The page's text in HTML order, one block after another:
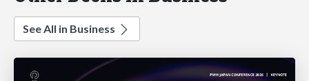
See All in Business